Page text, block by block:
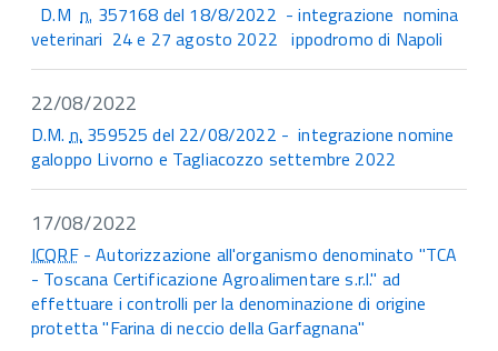
D.Mn. 357168 del 18/8/2022 - integrazione nomina
veterinari 24 e 27 agosto 2022 ippodromo di Napoli
22/08/2022
D.M.n. 359525 del 22/08/2022 - integrazione nomine
galoppo Livorno e Tagliacozzo settembre 2022
17/08/2022
ICQRF- Autorizzazione all'organismo denominato "TCA
- Toscana Certificazione Agroalimentare s.r.l." ad
effettuare i controlli per la denominazione di origine
protetta "Farina di neccio della Garfagnana"